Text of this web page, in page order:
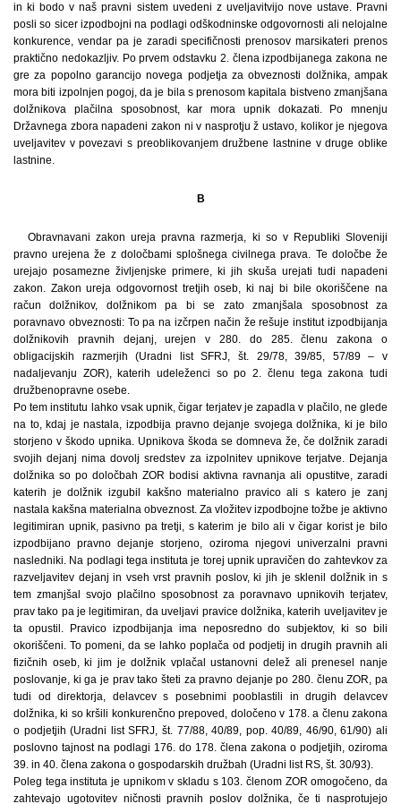
in ki bodo v naš pravni sistem uvedeni z uveljavitvijo nove ustave. Pravni
posli so sicer izpodbojni na podlagi odškodninske odgovornosti ali nelojalne
konkurence, vendar pa je zaradi specifičnosti prenosov marsikateri prenos
praktično nedokazljiv. Po prvem odstavku 2. člena izpodbijanega zakona ne
gre za popolno garancijo novega podjetja za obveznosti dolžnika, ampak
mora biti izpolnjen pogoj, da je bila s prenosom kapitala bistveno zmanjšana
dolžnikova plačilna sposobnost, kar mora upnik dokazati. Po mnenju
Državnega zbora napadeni zakon ni v nasprotju ž ustavo, kolikor je njegova
uveljavitev v povezavi s preoblikovanjem družbene lastnine v druge oblike
lastnine.
B
Obravnavani zakon ureja pravna razmerja, ki so v Republiki Sloveniji
pravno urejena že z določbami splošnega civilnega prava. Te določbe že
urejajo posamezne življenjske primere, ki jih skuša urejati tudi napadeni
zakon. Zakon ureja odgovornost tretjih oseb, ki naj bi bile okoriščene na
račun dolžnikov, dolžnikom pa bi se zato zmanjšala sposobnost za
poravnavo obveznosti: To pa na izčrpen način že rešuje institut izpodbijanja
dolžnikovih pravnih dejanj, urejen v 280. do 285. členu zakona o
obligacijskih razmerjih (Uradni list SFRJ, št. 29/78, 39/85, 57/89 – v
nadaljevanju ZOR), katerih udeleženci so po 2. členu tega zakona tudi
družbenopravne osebe.
Po tem institutu lahko vsak upnik, čigar terjatev je zapadla v plačilo, ne glede
na to, kdaj je nastala, izpodbija pravno dejanje svojega dolžnika, ki je bilo
storjeno v škodo upnika. Upnikova škoda se domneva že, če dolžnik zaradi
svojih dejanj nima dovolj sredstev za izpolnitev upnikove terjatve. Dejanja
dolžnika so po določbah ZOR bodisi aktivna ravnanja ali opustitve, zaradi
katerih je dolžnik izgubil kakšno materialno pravico ali s katero je zanj
nastala kakšna materialna obveznost. Za vložitev izpodbojne tožbe je aktivno
legitimiran upnik, pasivno pa tretji, s katerim je bilo ali v čigar korist je bilo
izpodbijano pravno dejanje storjeno, oziroma njegovi univerzalni pravni
nasledniki. Na podlagi tega instituta je torej upnik upravičen do zahtevkov za
razveljavitev dejanj in vseh vrst pravnih poslov, ki jih je sklenil dolžnik in s
tem zmanjšal svojo plačilno sposobnost za poravnavo upnikovih terjatev,
prav tako pa je legitimiran, da uveljavi pravice dolžnika, katerih uveljavitev je
ta opustil. Pravico izpodbijanja ima neposredno do subjektov, ki so bili
okoriščeni. To pomeni, da se lahko poplača od podjetij in drugih pravnih ali
fizičnih oseb, ki jim je dolžnik vplačal ustanovni delež ali prenesel nanje
poslovanje, ki ga je prav tako šteti za pravno dejanje po 280. členu ZOR, pa
tudi od direktorja, delavcev s posebnimi pooblastili in drugih delavcev
dolžnika, ki so kršili konkurenčno prepoved, določeno v 178. a členu zakona
o podjetjih (Uradni list SFRJ, št. 77/88, 40/89, pop. 40/89, 46/90, 61/90) ali
poslovno tajnost na podlagi 176. do 178. člena zakona o podjetjih, oziroma
39. in 40. člena zakona o gospodarskih družbah (Uradni list RS, št. 30/93).
Poleg tega instituta je upnikom v skladu s 103. členom ZOR omogočeno, da
zahtevajo ugotovitev ničnosti pravnih poslov dolžnika, če ti nasprotujejo